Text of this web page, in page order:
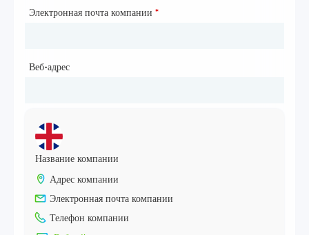
Электронная почта компании *
Веб-адрес
Название компании
Адрес компании
Электронная почта компании
Телефон компании